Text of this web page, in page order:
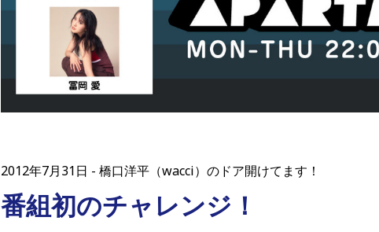
2012年7月31日 橋口洋平（wacci）のドア開けてます！
番組初のチャレンジ！